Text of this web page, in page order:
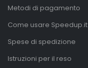
Metodi di pagamento
Come usare Speedup.it
Spese di spedizione
Istruzioni per il reso